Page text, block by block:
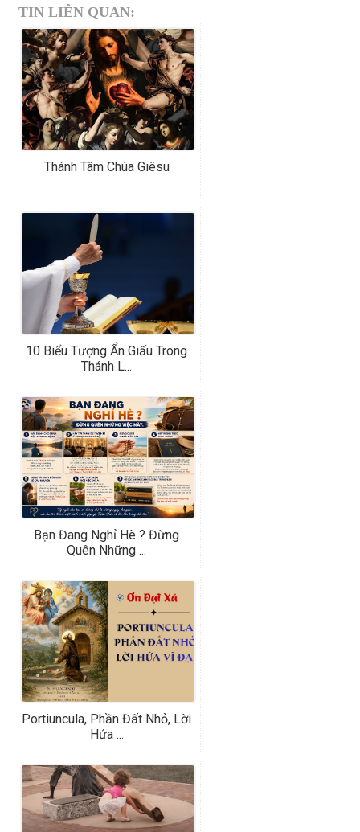
TIN LIÊN QUAN:
Thánh Tâm Chúa Giêsu
10 Biểu Tượng Ẩn Giấu Trong
Thánh L...
Bạn Đang Nghỉ Hè ? Đừng
Quên Những ...
Portiuncula, Phần Đất Nhỏ, Lời
Hứa ...